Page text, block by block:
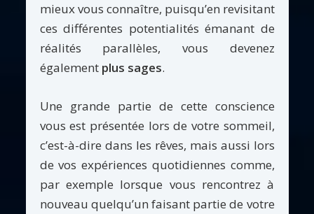
mieux vous connaître, puisqu’en revisitant
ces différentes potentialités émanant de
réalités parallèles, vous devenez
également plus sages.
Une grande partie de cette conscience
vous est présentée lors de votre sommeil,
c’est-à-dire dans les rêves, mais aussi lors
de vos expériences quotidiennes comme,
par exemple lorsque vous rencontrez à
nouveau quelqu’un faisant partie de votre